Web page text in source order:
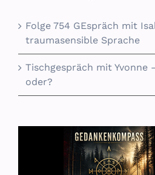
Folge 754 GEspräch mit
traumasensible Sprache
Tischgespräch mit Yvonne
oder?